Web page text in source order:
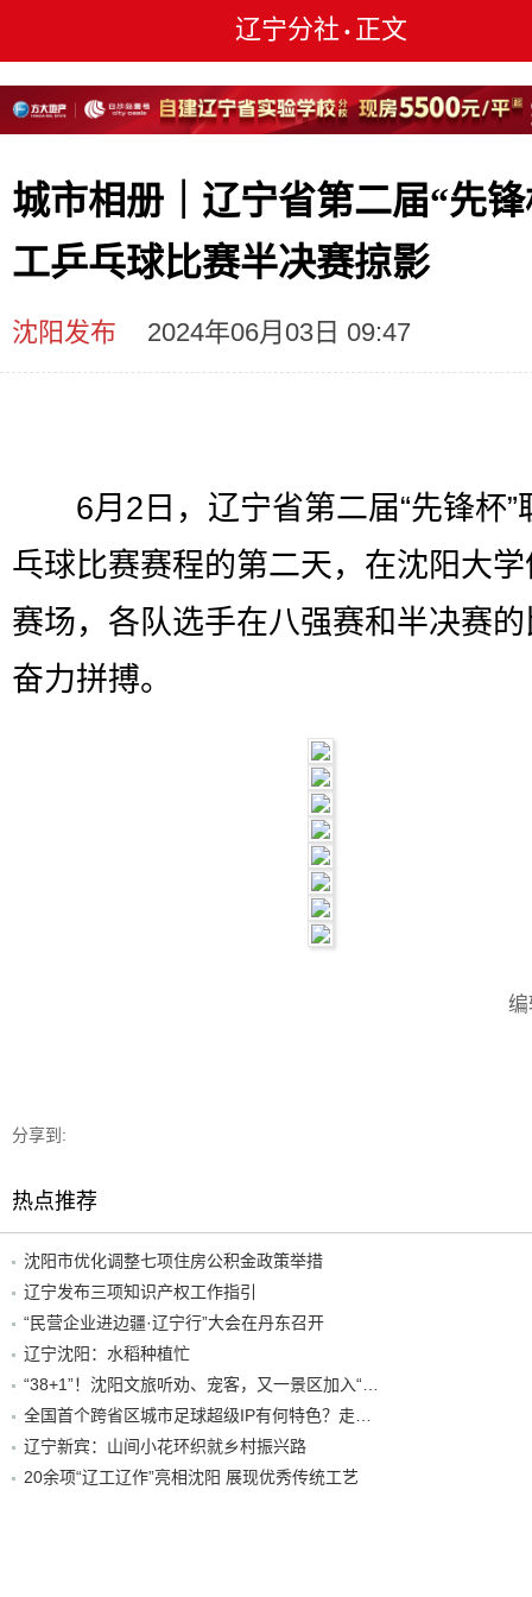
辽宁分社 • 正文
城市相册｜辽宁省第二届“先
工乒乓球比赛半决赛掠影
沈阳发布 2024年06月03日 09:47
6月2日，辽宁省第二届“先锋杯”
乓球比赛赛程的第二天，在沈阳大
赛场，各队选手在八强赛和半决赛
奋力拼搏。
分享到:
热点推荐
沈阳市优化调整七项住房公积金政策举措
辽宁发布三项知识产权工作指引
“民营企业进边疆·辽宁行”大会在丹东召开
辽宁沈阳：水稻种植忙
辽宁新宾：山间小花环织就乡村振兴路
20余项“辽工辽作”亮相沈阳 展现优秀传统工艺